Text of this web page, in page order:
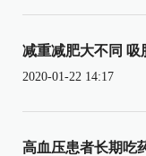
减重减肥大不同 吸
2020-01-22 14:17
高血压患者长期吃